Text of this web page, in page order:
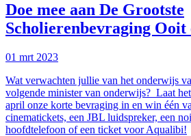
Doe mee aan De Grootste
Scholierenbevraging Ooit
01 mrt 2023
Wat verwachten jullie van het onderwijs
volgende minister van onderwijs? Laat
april onze korte bevraging in en win één
cinematickets, een JBL luidspreker, een
hoofdtelefoon of een ticket voor Aqualibi!